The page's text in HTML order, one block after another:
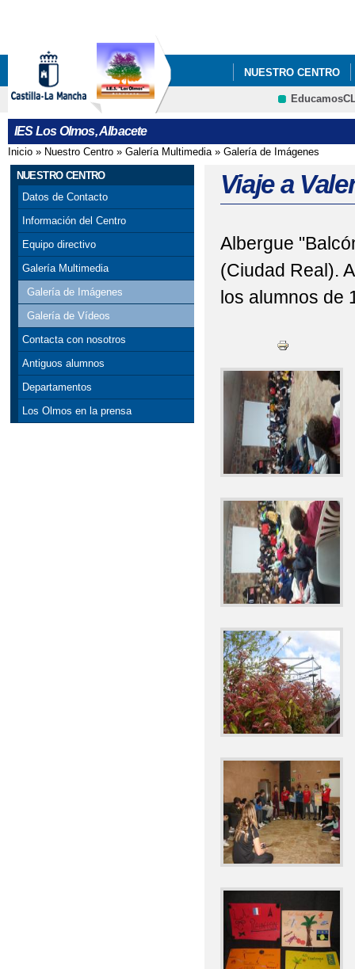
NUESTRO CENTRO
DOCUMENTOS
IES Los Olmos, Albacete
Se encuentra usted aquí
Inicio » Nuestro Centro » Galería Multimedia» Galería de Imágenes
NUESTRO CENTRO
Datos de Contacto
Información del Centro
Equipo directivo
Galería Multimedia
Galería de Imágenes
Galería de Vídeos
Contacta con nosotros
Antiguos alumnos
Departamentos
Los Olmos en la prensa
Viaje a
Albergue
(Ciudad Real).
los alumnos de